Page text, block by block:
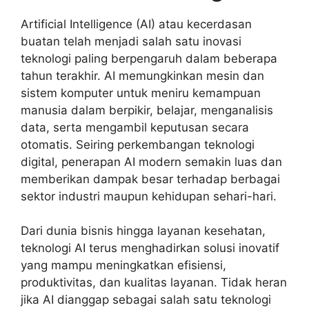
Artificial Intelligence (AI) atau kecerdasan
buatan telah menjadi salah satu inovasi
teknologi paling berpengaruh dalam beberapa
tahun terakhir. AI memungkinkan mesin dan
sistem komputer untuk meniru kemampuan
manusia dalam berpikir, belajar, menganalisis
data, serta mengambil keputusan secara
otomatis. Seiring perkembangan teknologi
digital, penerapan AI modern semakin luas dan
memberikan dampak besar terhadap berbagai
sektor industri maupun kehidupan sehari-hari.
Dari dunia bisnis hingga layanan kesehatan,
teknologi AI terus menghadirkan solusi inovatif
yang mampu meningkatkan efisiensi,
produktivitas, dan kualitas layanan. Tidak heran
jika AI dianggap sebagai salah satu teknologi